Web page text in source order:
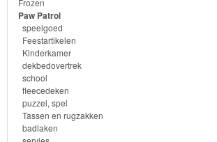
Mickey
&
Minnie
Puzzels
Avengers
Frozen
Paw Patrol
speelgoed
Feestartikelen
Kinderkamer
dekbedovertrek
school
fleecedeken
puzzel, spel
Tassen en rugzakken
badlaken